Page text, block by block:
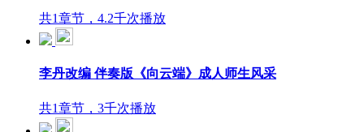
共1章节，4.2千次播放
李丹改编 伴奏版《向云端》成人师生风采
共1章节，3千次播放